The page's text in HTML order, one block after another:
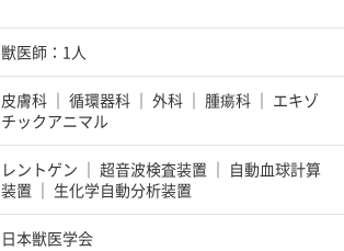
獣医師：1人
皮膚科 循環器科 外科 腫瘍科
エキゾ
チックアニマル
レントゲン 超音波検査装置
自動血球計算
装置
生化学自動分析装置
日本獣医学会